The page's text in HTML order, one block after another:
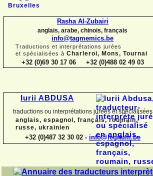
Rasha Al-Zubairi
anglais, arabe, chinois, français
info@tagmemics.be
Traductions et interprétations jurées
et spécialisées à Charleroi, Mons, Tournai
+32 (0)69 30 17 06 +32 (0)488 02 49 03
Iurii ABDUSA
traductions ou interprétations jurées et spécialisées
anglais, espagnol, français, roumain,
russe, ukrainien
+32 (0)487 32 30 02 - info@legitum.be